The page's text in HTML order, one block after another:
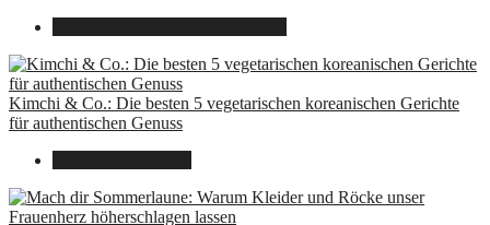
Kimchi & Co.: Die besten 5 vegetarischen koreanischen Gerichte
für authentischen Genuss